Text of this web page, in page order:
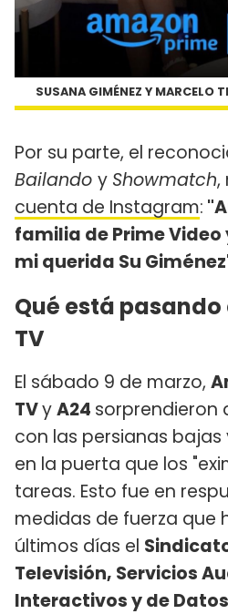
SUSANA GIMÉNEZ Y MARCELO
Por su parte, el
Bailando y Showmatch,
cuenta de Instagram:
familia de Prime
mi querida Su
Qué está
TV
El sábado 9 de marzo,
TVyA24 sorprendieron
con las persianas
en la puerta que los
tareas. Esto fue en
medidas de fuerza que
últimos días el
Televisión, Servicios
Interactivos y de Datos